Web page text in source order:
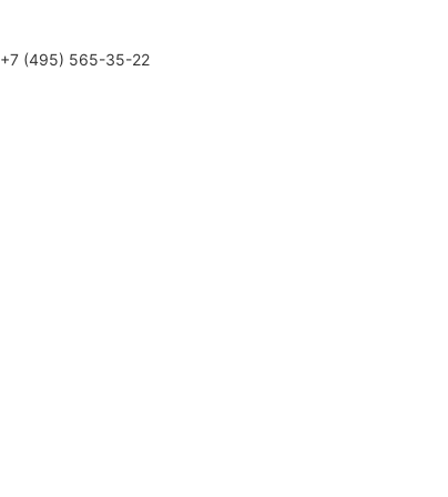
+7 (495) 565-35-22